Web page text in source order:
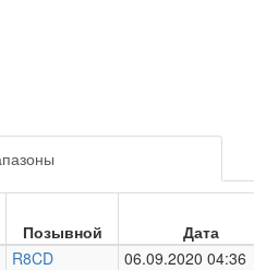
Позывной Дата
R8CD 06.09.2020 04:36